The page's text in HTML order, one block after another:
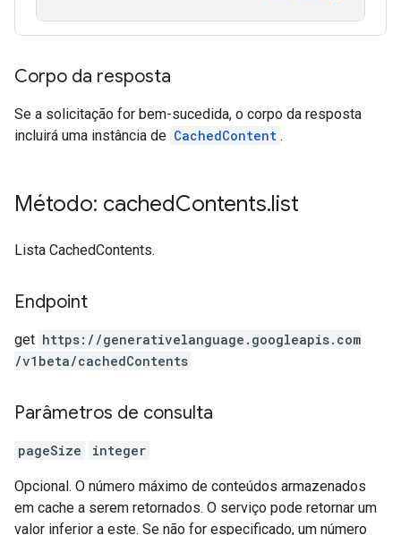
Corpo da resposta
Se a solicitação for bem-sucedida, o corpo da resposta
incluirá uma instância de CachedContent .
Método: cachedContents.list
Lista CachedContents.
Endpoint
get https: / /generativelanguage.googleapis.com
/v1beta/cachedContents
Parâmetros de consulta
pageSize integer
Opcional. O número máximo de conteúdos armazenados
em cache a serem retornados. O serviço pode retornar um
valor inferior a este. Se não for especificado, um número